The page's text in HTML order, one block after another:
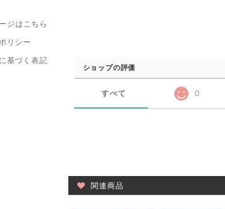
ジはこちら
リシー
基づく表記
ショップの評価
すべて 0
関連商品